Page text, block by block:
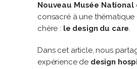
Nouveau Musée National
consacré à une thématique
chère : le design du care.
Dans cet article, nous
expérience de design